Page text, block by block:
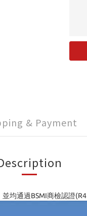
& Payment
並均通過BSMI商檢認證